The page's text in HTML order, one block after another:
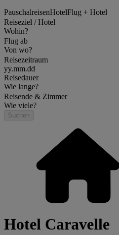
PauschalreisenHotelFlug + Hotel
Reiseziel / Hotel
Wohin?
Flug ab
Von wo?
Reisezeitraum
yy.mm.dd
Reisedauer
Wie lange?
Reisende & Zimmer
Wie viele?
Suchen
Hotel Caravelle